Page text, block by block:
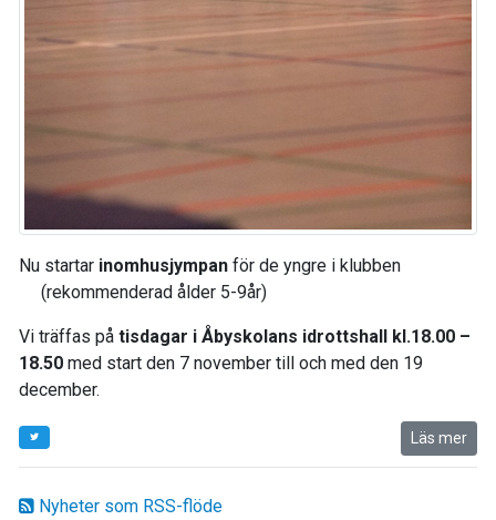
Nyheter som RSS-flöde
Nu startar inomhusjympan för de yngre i klubben
(rekommenderad ålder 5-9år)
Vi träffas på tisdagar i Åbyskolans idrottshall kl.18.00 –
18.50 med start den 7 november till och med den 19
december.
Läs mer